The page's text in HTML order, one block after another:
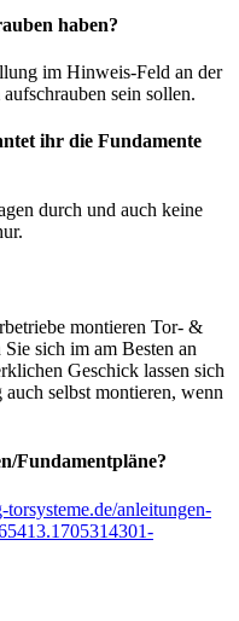
haben?
im Hinweis-Feld an der
sein sollen.
ihr die Fundamente
durch und auch keine
montieren Tor- &
sich im am Besten an
Geschick lassen sich
selbst montieren, wenn
Fundamentpläne?
anleitungen-